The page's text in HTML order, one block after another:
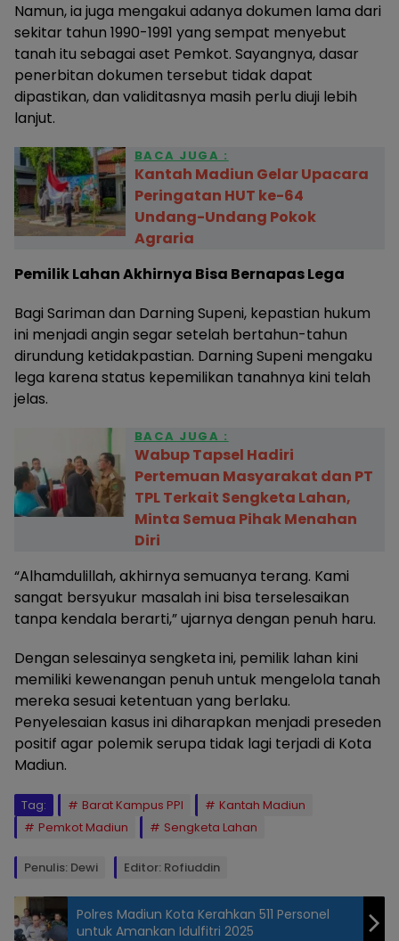
Namun, ia juga mengakui adanya dokumen lama dari
sekitar tahun 1990-1991 yang sempat menyebut
tanah itu sebagai aset Pemkot. Sayangnya, dasar
penerbitan dokumen tersebut tidak dapat
dipastikan, dan validitasnya masih perlu diuji lebih
lanjut.
BACA JUGA :
Kantah Madiun Gelar Upacara
Peringatan HUT ke-64
Undang-Undang Pokok
Agraria
Pemilik Lahan Akhirnya Bisa Bernapas Lega
Bagi Sariman dan Darning Supeni, kepastian hukum
ini menjadi angin segar setelah bertahun-tahun
dirundung ketidakpastian. Darning Supeni mengaku
lega karena status kepemilikan tanahnya kini telah
jelas.
BACA JUGA :
Wabup Tapsel Hadiri
Pertemuan Masyarakat dan PT
TPL Terkait Sengketa Lahan,
Minta Semua Pihak Menahan
Diri
“Alhamdulillah, akhirnya semuanya terang. Kami
sangat bersyukur masalah ini bisa terselesaikan
tanpa kendala berarti,” ujarnya dengan penuh haru.
Dengan selesainya sengketa ini, pemilik lahan kini
memiliki kewenangan penuh untuk mengelola tanah
mereka sesuai ketentuan yang berlaku.
Penyelesaian kasus ini diharapkan menjadi preseden
positif agar polemik serupa tidak lagi terjadi di Kota
Madiun.
Tag: Barat Kampus PPI
Kantah Madiun
Pemkot Madiun
Sengketa Lahan
Penulis: Dewi Editor: Rofiuddin
Polres Madiun Kota Kerahkan 511 Personel
untuk Amankan Idulfitri 2025